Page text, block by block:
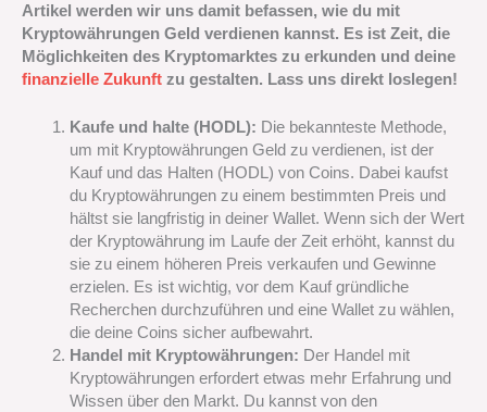
Artikel werden wir uns damit befassen, wie du mit
Kryptowährungen Geld verdienen kannst. Es ist Zeit, die
Möglichkeiten des Kryptomarktes zu erkunden und deine
finanzielle Zukunft zu gestalten. Lass uns direkt loslegen!
Kaufe und halte (HODL): Die bekannteste Methode,
um mit Kryptowährungen Geld zu verdienen, ist der
Kauf und das Halten (HODL) von Coins. Dabei kaufst
du Kryptowährungen zu einem bestimmten Preis und
hältst sie langfristig in deiner Wallet. Wenn sich der Wert
der Kryptowährung im Laufe der Zeit erhöht, kannst du
sie zu einem höheren Preis verkaufen und Gewinne
erzielen. Es ist wichtig, vor dem Kauf gründliche
Recherchen durchzuführen und eine Wallet zu wählen,
die deine Coins sicher aufbewahrt.
Handel mit Kryptowährungen: Der Handel mit
Kryptowährungen erfordert etwas mehr Erfahrung und
Wissen über den Markt. Du kannst von den